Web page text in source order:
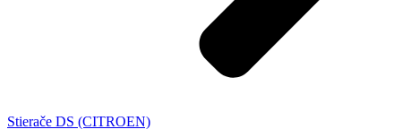
Stierače DS (CITROEN)